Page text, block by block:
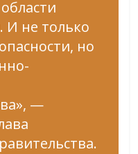
И не только
но
—